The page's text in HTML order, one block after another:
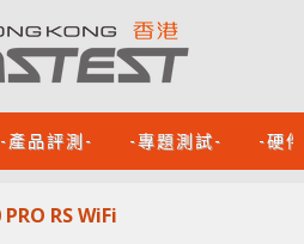
-產品評測- -專題測試- -硬
RS WiFi